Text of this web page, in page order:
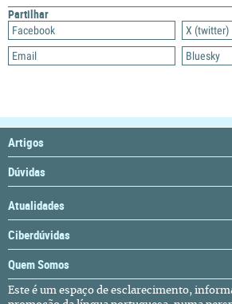
Partilhar
Facebook
X (twitter)
Email
Bluesky
Artigos
Dúvidas
Atualidades
Ciberdúvidas
Quem Somos
Este é um espaço de esclarecimento,